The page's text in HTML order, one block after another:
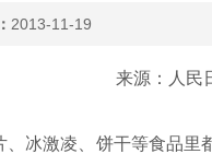
2013-11-19
来源：人民
冰激凌、饼干等食品里